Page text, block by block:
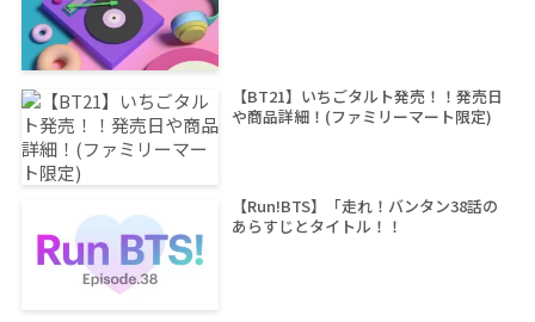
【BT21】いちごタルト発売！！発売日
や商品詳細！(ファミリーマート限定)
【Run!BTS】「走れ！バンタン38話の
あらすじとタイトル！！